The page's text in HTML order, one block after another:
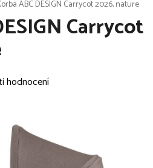
ABC DESIGN Carrycot 2026, nature
Carrycot
hodnocení